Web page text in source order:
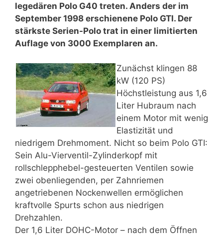
legedären Polo G40 treten. Anders der im
September 1998 erschienene Polo GTI. Der
stärkste Serien-Polo trat in einer limitierten
Auflage von 3000 Exemplaren an.
Zunächst klingen 88
kW (120 PS)
Höchstleistung aus 1,6
Liter Hubraum nach
einem Motor mit wenig
Elastizität und
niedrigem Drehmoment. Nicht so beim Polo GTI:
Sein Alu-Vierventil-Zylinderkopf mit
rollschlepphebel-gesteuerten Ventilen sowie
zwei obenliegenden, per Zahnriemen
angetriebenen Nockenwellen ermöglichen
kraftvolle Spurts schon aus niedrigen
Drehzahlen.
Der 1,6 Liter DOHC-Motor – nach dem Öffnen